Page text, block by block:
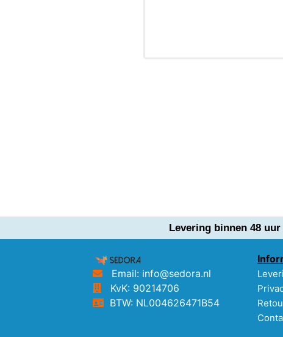
Levering binnen 48
Email: info@sedora.nl
KvK: 90214706
BTW: NL004626471B54